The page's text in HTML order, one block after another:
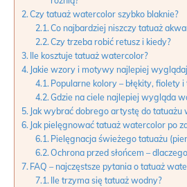
Czy tatuaż watercolor szybko blaknie?
Co najbardziej niszczy tatuaż
Czy trzeba robić retusz i kiedy?
Ile kosztuje tatuaż watercolor?
Jakie wzory i motywy najlepiej
Popularne kolory – błękity, fiolety
Gdzie na ciele najlepiej wygląda
Jak wybrać dobrego artystę do tatuażu
Jak pielęgnować tatuaż watercolor po
Pielęgnacja świeżego tatuażu
Ochrona przed słońcem –
FAQ – najczęstsze pytania o tatuaż
Ile trzyma się tatuaż wodny?